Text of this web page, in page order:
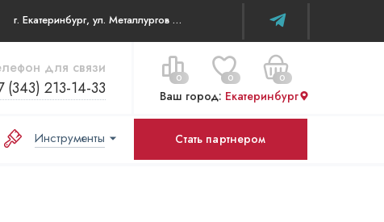
г. Екатеринбург, ул. Металлургов д 84 ТЦ WOW House
для связи
(343) 213-14-33
0 0 0
Цена за все:
Перейти в корзину
Ваш город: Екатеринбург
Инструменты Стать партнером